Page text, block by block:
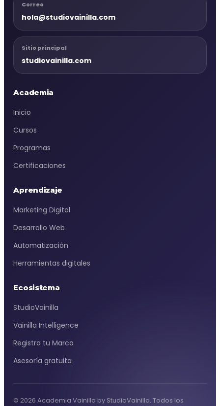
Correo
hola@studiovainilla.com
Sitio principal
studiovainilla.com
Academia
Inicio
Cursos
Programas
Certificaciones
Aprendizaje
Marketing Digital
Desarrollo Web
Automatización
Herramientas digitales
Ecosistema
StudioVainilla
Vainilla Intelligence
Registra tu Marca
Asesoría gratuita
© 2026 Academia Vainilla by StudioVainilla. Todos los